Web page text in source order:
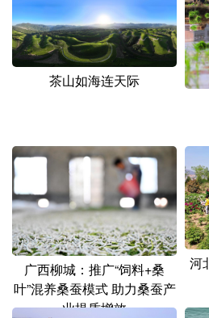
新疆 内蒙古
多语种频道
Русский язык
Deutsch Português
茶山如海连天际
广西柳城：推广“饲料+桑
叶”混养桑蚕模式 助力桑蚕产
业提质增效
河